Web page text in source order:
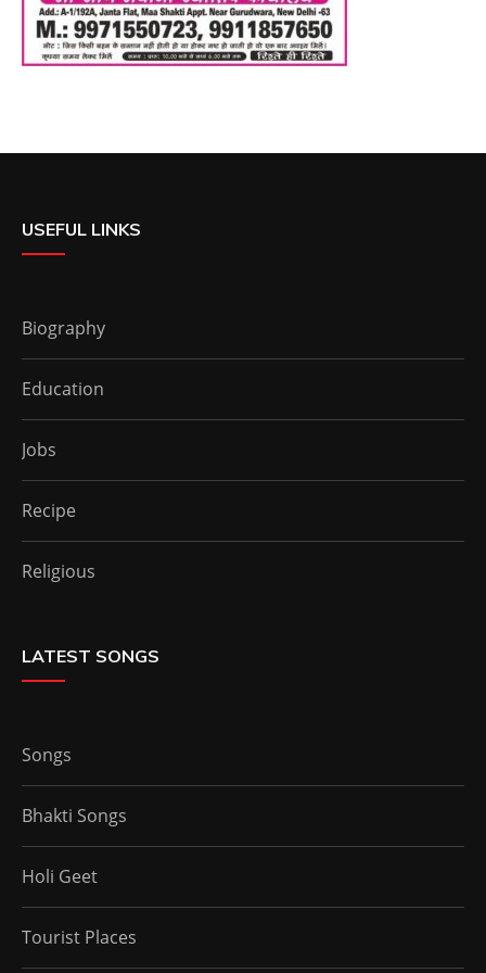
USEFUL LINKS
Biography
Education
Jobs
Recipe
Religious
LATEST SONGS
Songs
Bhakti Songs
Holi Geet
Tourist Places